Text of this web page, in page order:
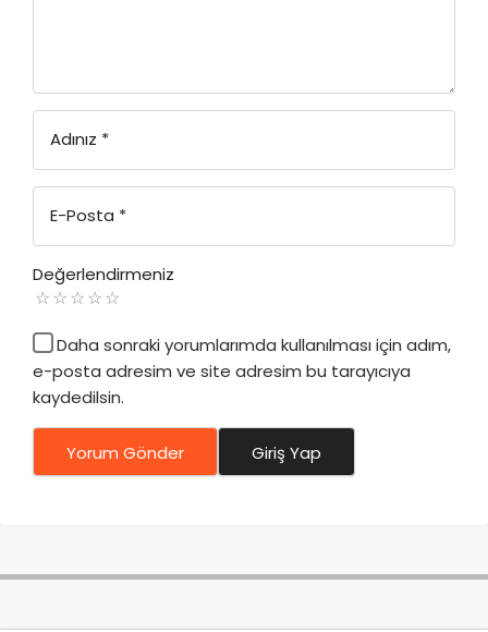
Adınız *
E-Posta *
Değerlendirmeniz
Daha sonraki yorumlarımda kullanılması için adım,
e-posta adresim ve site adresim bu tarayıcıya
kaydedilsin.
Yorum Gönder Giriş Yap